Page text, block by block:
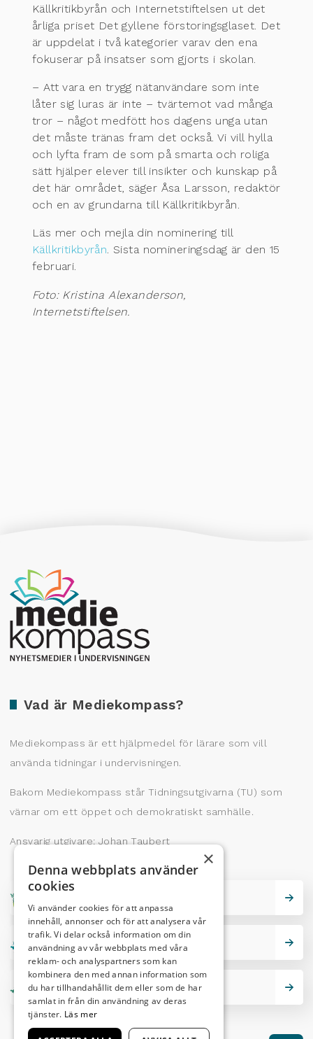
Källkritikbyrån och Internetstiftelsen ut det
årliga priset Det gyllene förstoringsglaset. Det
är uppdelat i två kategorier varav den ena
fokuserar på insatser som gjorts i skolan.
– Att vara en trygg nätanvändare som inte
låter sig luras är inte – tvärtemot vad många
tror – något medfött hos dagens unga utan
det måste tränas fram det också. Vi vill hylla
och lyfta fram de som på smarta och roliga
sätt hjälper elever till insikter och kunskap på
det här området, säger Åsa Larsson, redaktör
och en av grundarna till Källkritikbyrån.
Läs mer och mejla din nominering till
Källkritikbyrån. Sista nomineringsdag är den 15
februari.
Foto: Kristina Alexanderson,
Internetstiftelsen.
Vad är Mediekompass?
Mediekompass är ett hjälpmedel för lärare som vill
använda tidningar i undervisningen.
Bakom Mediekompass står Tidningsutgivarna (TU) som
värnar om ett öppet och demokratiskt samhälle.
Ansvarig utgivare: Johan Taubert
Lektionstips
Nutidskryss
Producerad av Gota Media Brand Studio
×
Denna webbplats använder
cookies
Vi använder cookies för att anpassa
innehåll, annonser och för att analysera vår
trafik. Vi delar också information om din
användning av vår webbplats med våra
reklam- och analyspartners som kan
kombinera den med annan information som
du har tillhandahållit dem eller som de har
samlat in från din användning av deras
tjänster. Läs mer